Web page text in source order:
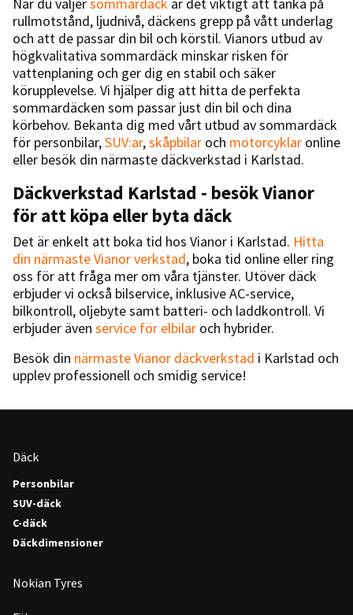
rullmotstånd, ljudnivå, däckens grepp på vått underlag
och att de passar din bil och körstil. Vianors utbud av
högkvalitativa sommardäck minskar risken för
vattenplaning och ger dig en stabil och säker
körupplevelse. Vi hjälper dig att hitta de perfekta
sommardäcken som passar just din bil och dina
körbehov. Bekanta dig med vårt utbud av sommardäck
för personbilar,SUV:ar,skåpbilar och motorcyklar online
eller besök din närmaste däckverkstad i Karlstad.
Däckverkstad Karlstad - besök Vianor
för att köpa eller byta däck
Det är enkelt att boka tid hos Vianor i Karlstad. Hitta
din närmaste Vianor verkstad, boka tid online eller ring
oss för att fråga mer om våra tjänster. Utöver däck
erbjuder vi också bilservice, inklusive AC-service,
bilkontroll, oljebyte samt batteri- och laddkontroll. Vi
erbjuder även service för elbilar och hybrider.
Besök din närmaste Vianor däckverkstad i Karlstad och
upplev professionell och smidig service!
Däck
Personbilar
SUV-däck
C-däck
Däckdimensioner
Nokian Tyres